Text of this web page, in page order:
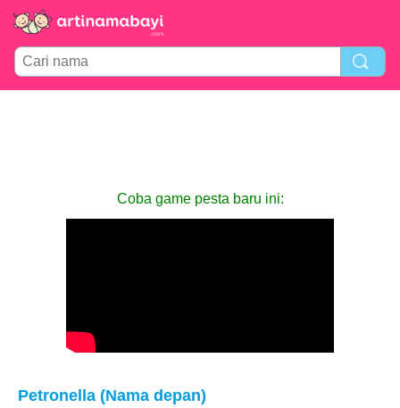
Coba game pesta baru ini:
Petronella (Nama depan)